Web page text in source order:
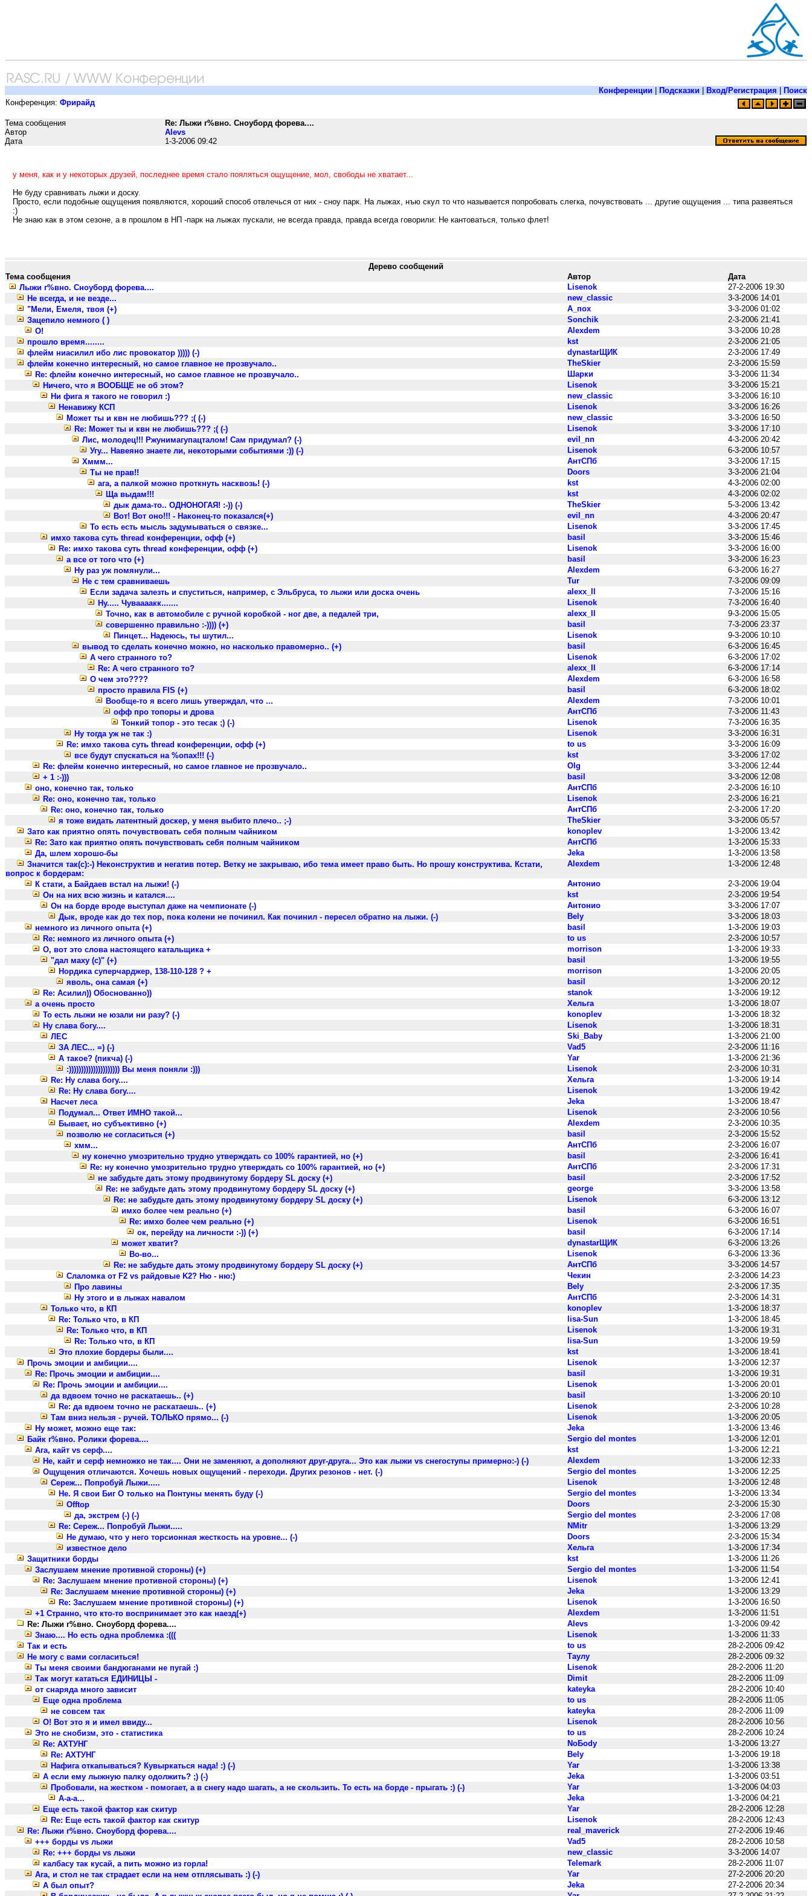
Конференции Подсказки Вход/Регистрация
Поиск
Конференция: Фрирайд
Тема сообщения
Re: Лыжи г%вно. Сноуборд форева....
Автор
Alevs
Дата
1-3-2006 09:42
у меня, как и у некоторых друзей, последнее время стало пояляться ощущение, мол, свободы не хватает...
Не буду сравнивать лыжи и доску.
Просто, если подобные ощущения появляются, хороший способ отвлечься от них - сноу парк. На лыжах, нъю скул то что называется попробовать слегка, почувствовать ... другие ощущения ... типа развеяться
:)
Не знаю как в этом сезоне, а в прошлом в НП -парк на лыжах пуcкали, не всегда правда, правда всегда говорили: Не кантоваться, только флет!
Дерево сообщений
Тема сообщения
Автор
Дата
Лыжи г%вно. Сноуборд форева....
Lisenok
27-2-2006 19:30
Не всегда, и не везде...
new_classic
3-3-2006 14:01
"Мели, Емеля, твоя (+)
А_пох
3-3-2006 01:02
Зацепило немного ( )
Sonchik
2-3-2006 21:41
О!
Alexdem
3-3-2006 10:28
прошло время........
kst
2-3-2006 21:05
флейм ниасилил ибо лис провокатор ))))) (-)
dynastarЩИК
2-3-2006 17:49
флейм конечно интересный, но самое главное не прозвучало..
TheSkier
2-3-2006 15:59
Re: флейм конечно интересный, но самое главное не прозвучало..
Шарки
3-3-2006 11:34
Ничего, что я ВООБЩЕ не об этом?
Lisenok
3-3-2006 15:21
Ни фига я такого не говорил :)
new_classic
3-3-2006 16:10
Ненавижу КСП
Lisenok
3-3-2006 16:26
Может ты и квн не любишь??? ;( (-)
new_classic
3-3-2006 16:50
Re: Может ты и квн не любишь??? ;( (-)
Lisenok
3-3-2006 17:10
Лис, молодец!!! Ржунимагупацталом! Сам придумал? (-)
evil_nn
4-3-2006 20:42
Угу... Навеяно знаете ли, некоторыми событиями :)) (-)
Lisenok
6-3-2006 10:57
Хммм...
АнтСПб
3-3-2006 17:15
Ты не прав!!
Doors
3-3-2006 21:04
ага, а палкой можно проткнуть насквозь! (-)
kst
4-3-2006 02:00
Ща выдам!!!
kst
4-3-2006 02:02
дык дама-то.. ОДНОНОГАЯ! :-)) (-)
TheSkier
5-3-2006 13:42
Вот! Вот оно!!! - Наконец-то показался(+)
evil_nn
4-3-2006 20:47
То есть есть мысль задумываться о связке...
Lisenok
3-3-2006 17:45
имхо такова суть thread конференции, офф (+)
basil
3-3-2006 15:46
Re: имхо такова суть thread конференции, офф (+)
Lisenok
3-3-2006 16:00
а все от того что (+)
basil
3-3-2006 16:23
Ну раз уж помянули...
Alexdem
6-3-2006 16:27
Не с тем сравниваешь
Tur
7-3-2006 09:09
Если задача залезть и спуститься, например, с Эльбруса, то лыжи или доска очень
alexx_ll
7-3-2006 15:16
Ну..... Чуваааакк.......
Lisenok
7-3-2006 16:40
Точно, как в автомобиле с ручной коробкой - ног две, а педалей три,
alexx_ll
9-3-2006 15:05
совершенно правильно :-)))) (+)
basil
7-3-2006 23:37
Пинцет... Надеюсь, ты шутил...
Lisenok
9-3-2006 10:10
вывод то сделать конечно можно, но насколько правомерно.. (+)
basil
6-3-2006 16:45
А чего странного то?
Lisenok
6-3-2006 17:02
Re: А чего странного то?
alexx_ll
6-3-2006 17:14
О чем это????
Alexdem
6-3-2006 16:58
просто правила FIS (+)
basil
6-3-2006 18:02
Вообще-то я всего лишь утверждал, что ...
Alexdem
7-3-2006 10:01
офф про топоры и дрова
АнтСПб
7-3-2006 11:43
Тонкий топор - это тесак ;) (-)
Lisenok
7-3-2006 16:35
Ну тогда уж не так :)
Lisenok
3-3-2006 16:31
Re: имхо такова суть thread конференции, офф (+)
to us
3-3-2006 16:09
все будут спускаться на %опах!!! (-)
kst
3-3-2006 17:02
Re: флейм конечно интересный, но самое главное не прозвучало..
Olg
3-3-2006 12:44
+ 1 :-)))
basil
3-3-2006 12:08
оно, конечно так, только
АнтСПб
2-3-2006 16:10
Re: оно, конечно так, только
Lisenok
2-3-2006 16:21
Re: оно, конечно так, только
АнтСПб
2-3-2006 17:20
я тоже видать латентный доскер, у меня выбито плечо.. ;-)
TheSkier
3-3-2006 05:57
Зато как приятно опять почувствовать себя полным чайником
konoplev
1-3-2006 13:42
Re: Зато как приятно опять почувствовать себя полным чайником
АнтСПб
1-3-2006 15:33
Да, шлем хорошо-бы
Jeka
1-3-2006 13:58
Значится так(с):-) Неконструктив и негатив потер. Ветку не закрываю, ибо тема имеет право быть. Но прошу конструктива. Кстати,
вопрос к бордерам:
Alexdem 1-3-2006 12:48
К стати, а Байдаев встал на лыжи! (-) Антонио
2-3-2006 19:04
Он на них всю жизнь и катался....
kst
2-3-2006 19:54
Он на борде вроде выступал даже на чемпионате (-)
Антонио
3-3-2006 17:07
Дык, вроде как до тех пор, пока колени не починил. Как починил - пересел обратно на лыжи. (-)
Bely
3-3-2006 18:03
немного из личного опыта (+)
basil
1-3-2006 19:03
Re: немного из личного опыта (+)
to us
2-3-2006 10:57
О, вот это слова настоящего катальщика +
morrison
1-3-2006 19:33
"дал маху (с)" (+)
basil
1-3-2006 19:55
Нордика суперчарджер, 138-110-128 ? +
morrison
1-3-2006 20:05
яволь, она самая (+)
basil
1-3-2006 20:12
Re: Асилил)) Обоснованно))
stanok
1-3-2006 19:12
а очень просто
Хельга
1-3-2006 18:07
То есть лыжи не юзали ни разу? (-)
konoplev
1-3-2006 18:32
Ну слава богу....
Lisenok
1-3-2006 18:31
ЛЕС
Ski_Baby
1-3-2006 21:00
ЗА ЛЕС... =) (-)
Vad5
2-3-2006 11:16
А такое? (пикча) (-)
Yar
1-3-2006 21:36
:))))))))))))))))))))) Вы меня поняли :)))
Lisenok
2-3-2006 10:31
Re: Ну слава богу....
Хельга
1-3-2006 19:14
Re: Ну слава богу....
Lisenok
1-3-2006 19:42
Насчет леса
Jeka
1-3-2006 18:47
Подумал... Ответ ИМНО такой...
Lisenok
2-3-2006 10:56
Бывает, но субъективно (+)
Alexdem
2-3-2006 10:35
позволю не согласиться (+)
basil
2-3-2006 15:52
хмм...
АнтСПб
2-3-2006 16:07
ну конечно умозрительно трудно утверждать со 100% гарантией, но (+)
basil
2-3-2006 16:41
Re: ну конечно умозрительно трудно утверждать со 100% гарантией, но (+)
АнтСПб
2-3-2006 17:31
не забудьте дать этому продвинутому бордеру SL доску (+)
basil
2-3-2006 17:52
Re: не забудьте дать этому продвинутому бордеру SL доску (+)
george
3-3-2006 13:58
Re: не забудьте дать этому продвинутому бордеру SL доску (+)
Lisenok
6-3-2006 13:12
имхо более чем реально (+)
basil
6-3-2006 16:07
Re: имхо более чем реально (+)
Lisenok
6-3-2006 16:51
ок, перейду на личности :-)) (+)
basil
6-3-2006 17:14
может хватит?
dynastarЩИК
6-3-2006 13:26
Во-во...
Lisenok
6-3-2006 13:36
Re: не забудьте дать этому продвинутому бордеру SL доску (+)
АнтСПб
3-3-2006 14:57
Слаломка от F2 vs райдовые K2? Ню - ню:)
Чекин
2-3-2006 14:23
Про лавины
Bely
2-3-2006 17:35
Ну этого и в лыжах навалом
АнтСПб
2-3-2006 14:31
Только что, в КП
konoplev
1-3-2006 18:37
Re: Только что, в КП
lisa-Sun
1-3-2006 18:45
Re: Только что, в КП
Lisenok
1-3-2006 19:31
Re: Только что, в КП
lisa-Sun
1-3-2006 19:59
Это плохие бордеры были....
kst
1-3-2006 18:41
Прочь эмоции и амбиции....
Lisenok
1-3-2006 12:37
Re: Прочь эмоции и амбиции....
basil
1-3-2006 19:31
Re: Прочь эмоции и амбиции....
Lisenok
1-3-2006 20:01
да вдвоем точно не раскатаешь.. (+)
basil
1-3-2006 20:10
Re: да вдвоем точно не раскатаешь.. (+)
Lisenok
2-3-2006 10:28
Там вниз нельзя - ручей. ТОЛЬКО прямо... (-)
Lisenok
1-3-2006 20:05
Ну может, можно еще так:
Jeka
1-3-2006 13:46
Байк г%вно. Ролики форева....
Sergio del montes
1-3-2006 12:01
Ага, кайт vs серф....
kst
1-3-2006 12:21
Не, кайт и серф немножко не так.... Они не заменяют, а дополняют друг-друга... Это как лыжи vs снегоступы примерно:-) (-)
Alexdem
1-3-2006 12:33
Ощущения отличаются. Хочешь новых ощущений - переходи. Других резонов - нет. (-)
Sergio del montes
1-3-2006 12:25
Сереж... Попробуй Лыжи.....
Lisenok
1-3-2006 12:48
Не. Я свои Биг О только на Понтуны менять буду (-)
Sergio del montes
1-3-2006 13:34
Offtop
Doors
2-3-2006 15:30
да, экстрем (-) (-)
Sergio del montes
2-3-2006 17:08
Re: Сереж... Попробуй Лыжи.....
NMitr
1-3-2006 13:29
Не думаю, что у него торсионная жесткость на уровне... (-)
Doors
2-3-2006 15:34
известное дело
Хельга
1-3-2006 17:34
Защитники борды
kst
1-3-2006 11:26
Заслушаем мнение противной стороны) (+)
Sergio del montes
1-3-2006 11:54
Re: Заслушаем мнение противной стороны) (+)
Lisenok
1-3-2006 12:41
Re: Заслушаем мнение противной стороны) (+)
Jeka
1-3-2006 13:29
Re: Заслушаем мнение противной стороны) (+)
Lisenok
1-3-2006 16:50
+1 Странно, что кто-то воспринимает это как наезд(+)
Alexdem
1-3-2006 11:51
Re: Лыжи г%вно. Сноуборд форева....
Alevs
1-3-2006 09:42
Знаю.... Но есть одна проблемка :(((
Lisenok
1-3-2006 11:33
Так и есть
to us
28-2-2006 09:42
Не могу с вами согласиться!
Таулу
28-2-2006 09:32
Ты меня своими бандюганами не пугай :)
Lisenok
28-2-2006 11:20
Так могут кататься ЕДИНИЦЫ -
Dimit
28-2-2006 11:09
от снаряда много зависит
kateyka
28-2-2006 10:40
Еще одна проблема
to us
28-2-2006 11:05
не совсем так
kateyka
28-2-2006 11:09
О! Вот это я и имел ввиду...
Lisenok
28-2-2006 10:56
Это не снобизм, это - статистика
to us
28-2-2006 10:24
Re: АХТУНГ
NoБody
1-3-2006 13:27
Re: АХТУНГ
Bely
1-3-2006 19:18
Нафига откапываться? Кувыркаться нада! :) (-)
Yar
1-3-2006 13:38
А если ему лыжную палку одолжить? ;) (-)
Jeka
1-3-2006 03:51
Пробовали, на жестком - помогает, а в снегу надо шагать, а не скользить. То есть на борде - прыгать :) (-)
Yar
1-3-2006 04:03
А-а-а...
Jeka
1-3-2006 04:21
Еще есть такой фактор как скитур
Yar
28-2-2006 12:28
Re: Еще есть такой фактор как скитур
Lisenok
28-2-2006 12:43
Re: Лыжи г%вно. Сноуборд форева....
real_maverick
27-2-2006 19:46
+++ борды vs лыжи
Vad5
28-2-2006 10:58
Re: +++ борды vs лыжи
new_classic
3-3-2006 14:07
калбасу так кусай, а пить можно из горла!
Telemark
28-2-2006 11:07
Ага, и стол не так страдает если на нем отплясывать :) (-)
Yar
27-2-2006 20:20
А был опыт?
Jeka
27-2-2006 20:34